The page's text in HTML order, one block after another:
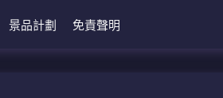
景品計劃 免責聲明